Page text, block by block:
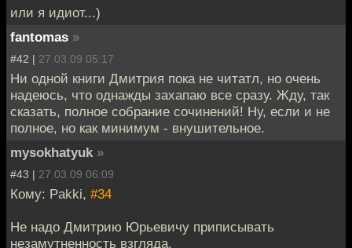
или я идиот...)
fantomas »
#42 | 27.03.09 05:17
Ни одной книги Дмитрия пока не читатл, но очень
надеюсь, что однажды захапаю все сразу. Жду, так
сказать, полное собрание сочинений! Ну, если и не
полное, но как минимум - внушительное.
mysokhatyuk »
#43 | 27.03.09 06:09
Кому: Pakki, #34
Не надо Дмитрию Юрьевичу приписывать
незамутненность взгляда.